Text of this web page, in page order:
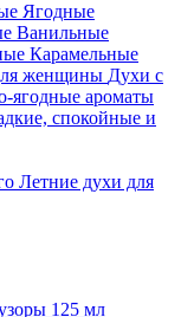
Ягодные
Ванильные
Карамельные
женщины Духи с
ягодные ароматы
спокойные и
Летние духи для
125 мл